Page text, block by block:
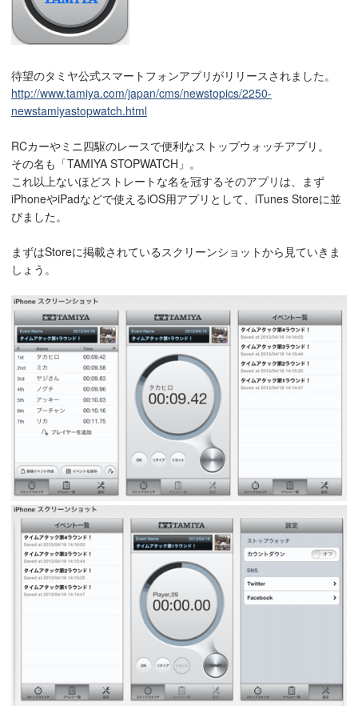
待望のタミヤ公式スマートフォンアプリがリリースされました。
http://www.tamiya.com/japan/cms/newstopics/2250-
newstamiyastopwatch.html
RCカーやミニ四駆のレースで便利なストップウォッチアプリ。
その名も「TAMIYA STOPWATCH」。
これ以上ないほどストレートな名を冠するそのアプリは、まず
iPhoneやiPadなどで使えるiOS用アプリとして、iTunes Storeに並
びました。
まずはStoreに掲載されているスクリーンショットから見ていきま
しょう。